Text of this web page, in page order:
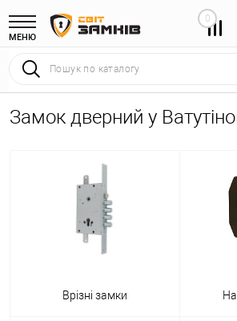
МЕНЮ
0
Замок дверний у
Врізні замки